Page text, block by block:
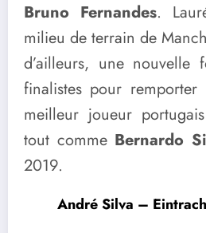
Bruno Fernandes.
milieu de terrain de
d’ailleurs, une
finalistes pour remporter
meilleur joueur
tout comme Bernardo
2019.
André Silva –